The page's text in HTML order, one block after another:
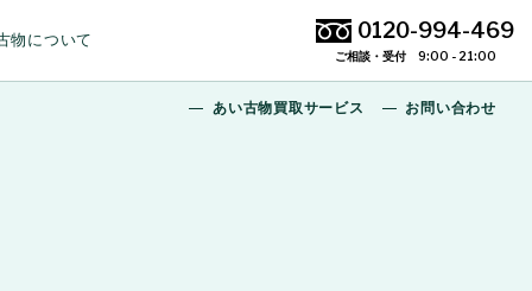
物について 0120-994-469
ご相談・受付 9:00 - 21:00
あい古物買取サービス お問い合わせ